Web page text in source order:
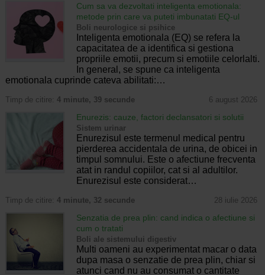
Cum sa va dezvoltati inteligenta emotionala:
metode prin care va puteti imbunatati EQ-ul
Boli neurologice si psihice
Inteligenta emotionala (EQ) se refera la
capacitatea de a identifica si gestiona
propriile emotii, precum si emotiile celorlalti.
In general, se spune ca inteligenta
emotionala cuprinde cateva abilitati:…
Timp de citire: 4 minute, 39 secunde 6 august 2026
Enurezis: cauze, factori declansatori si solutii
Sistem urinar
Enurezisul este termenul medical pentru
pierderea accidentala de urina, de obicei in
timpul somnului. Este o afectiune frecventa
atat in randul copiilor, cat si al adultilor.
Enurezisul este considerat…
Timp de citire: 4 minute, 32 secunde 28 iulie 2026
Senzatia de prea plin: cand indica o afectiune si
cum o tratati
Boli ale sistemului digestiv
Multi oameni au experimentat macar o data
dupa masa o senzatie de prea plin, chiar si
atunci cand nu au consumat o cantitate